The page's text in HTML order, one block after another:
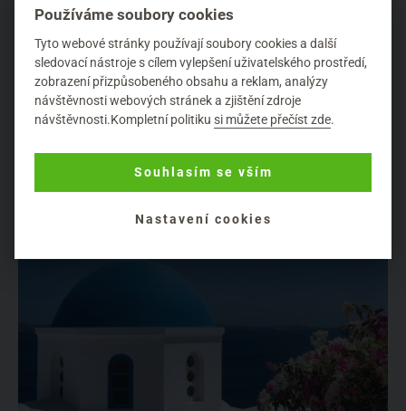
4 mýty v kosmetice, kterým možná věříte
možná vám to poradí i nějaká ta blogerka na YouTu...
Používáme soubory cookies
Tyto webové stránky používají soubory cookies a další
sledovací nástroje s cílem vylepšení uživatelského prostředí,
zobrazení přizpůsobeného obsahu a reklam, analýzy
návštěvnosti webových stránek a zjištění zdroje
návštěvnosti.Kompletní politikusi můžete přečíst zde.
Souhlasím se vším
Nastavení cookies